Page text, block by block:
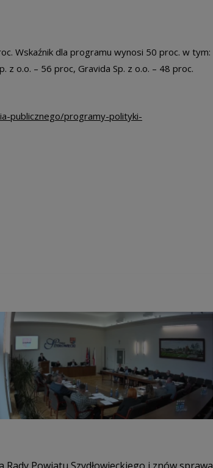
Wskaźnik dla programu wynosi 50 proc. w tym:
z o.o. – 56 proc, Gravida Sp. z o.o. – 48 proc.
publicznego/programy-polityki-